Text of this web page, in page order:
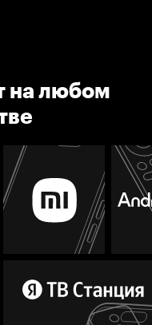
на любом